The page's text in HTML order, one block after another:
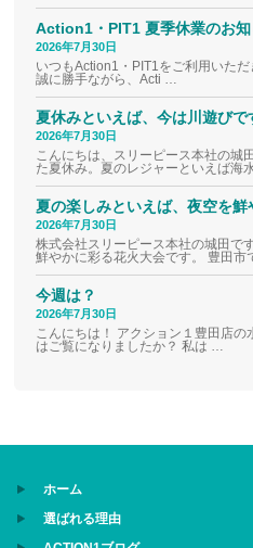
Action1・PIT1 夏季休業のお
2026年7月30日
いつもAction1・PIT1をご利用いただ
誠に勝手ながら、Acti …
夏休みといえば、今は川遊びで
2026年7月30日
こんにちは、スリーピース本社の城
た夏休み。夏のレジャーといえば海
夏の楽しみといえば、夜空を鮮
2026年7月30日
株式会社スリーピース本社の城田で
鮮やかに彩る花火大会です。 豊田
今週は？
2026年7月30日
こんにちは！ アクション１豊田店の
はご覧になりましたか？ 私は …
ホーム
選ばれる理由